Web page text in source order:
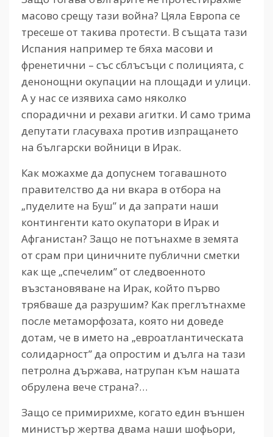
масово срещу тази война? Цяла Европа се
тресеше от такива протести. В същата тази
Испания например те бяха масови и
френетични – със сблъсъци с полицията, с
денонощни окупации на площади и улици.
А у нас се изявиха само няколко
спорадични и рехави агитки. И само трима
депутати гласуваха против изпращането
на български войници в Ирак.
Как можахме да допуснем тогавашното
правителство да ни вкара в отбора на
„пуделите на Буш” и да запрати наши
контингенти като окупатори в Ирак и
Афганистан? Защо не потънахме в земята
от срам при циничните публични сметки
как ще „спечелим” от следвоенното
възстановяване на Ирак, който първо
трябваше да разрушим? Как преглътнахме
после метаморфозата, която ни доведе
дотам, че в името на „евроатлантическата
солидарност” да опростим и дълга на тази
петролна държава, натрупан към нашата
обрулена вече страна?…
Защо се примирихме, когато един външен
министър жертва двама наши шофьори,